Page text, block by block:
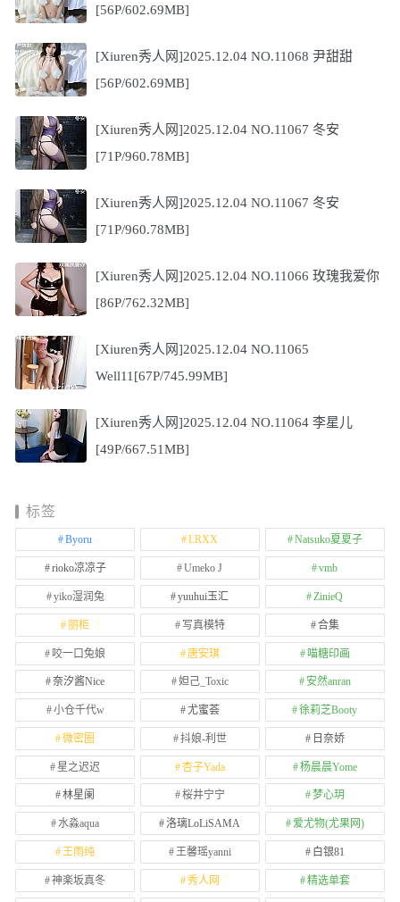
[56P/602.69MB]
[Xiuren秀人网]2025.12.04 NO.11068 尹甜甜
[56P/602.69MB]
[Xiuren秀人网]2025.12.04 NO.11067 冬安
[71P/960.78MB]
[Xiuren秀人网]2025.12.04 NO.11067 冬安
[71P/960.78MB]
[Xiuren秀人网]2025.12.04 NO.11066 玫瑰我爱你
[86P/762.32MB]
[Xiuren秀人网]2025.12.04 NO.11065
Well11[67P/745.99MB]
[Xiuren秀人网]2025.12.04 NO.11064 李星儿
[49P/667.51MB]
标签
Byoru LRXX Natsuko夏夏子
rioko凉凉子 Umeko J vmb
yiko湿润兔 yuuhui玉汇 ZinieQ
丽柜 写真模特 合集
咬一口兔娘 唐安琪 喵糖印画
奈汐酱Nice 妲己_Toxic 安然anran
小仓千代w 尤蜜荟 徐莉芝Booty
微密圈 抖娘-利世 日奈娇
星之迟迟 杏子Yada 杨晨晨Yome
林星阑 桜井宁宁 梦心玥
水淼aqua 洛璃LoLiSAMA 爱尤物(尤果网)
王雨纯 王馨瑶yanni 白银81
神楽坂真冬 秀人网 精选单套